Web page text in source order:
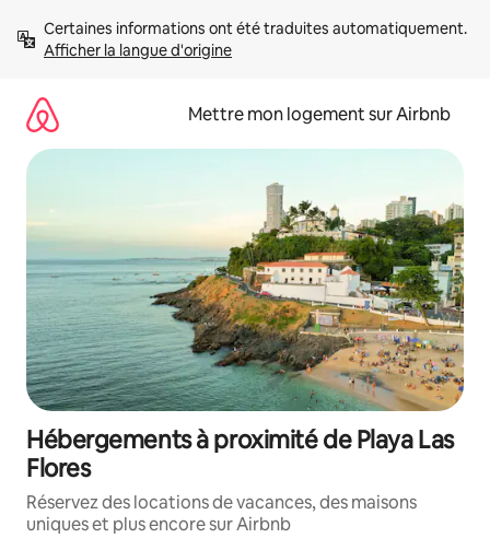
directement
Afficher la langue d'origine
Mettre mon logement sur Airbnb
Hébergements à proximité de Playa Las
Flores
Réservez des locations de vacances, des maisons
uniques et plus encore sur Airbnb